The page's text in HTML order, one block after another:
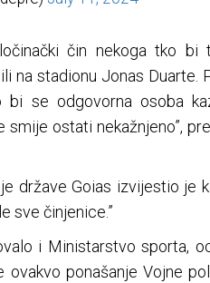
čin nekoga tko bi
na stadionu Jonas Duarte.
bi se odgovorna osoba
smije ostati nekažnjeno”,
države Goias izvijestio je
sve činjenice.”
i Ministarstvo sporta,
ovakvo ponašanje Vojne